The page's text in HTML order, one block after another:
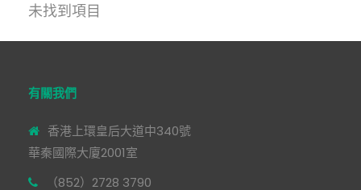
未找到項目
有關我們
香港上環皇后大道中340號
華秦國際大廈2001室
（852）2728 3790